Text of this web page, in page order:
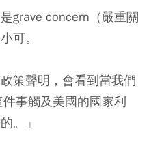
grave concern（嚴重關
可。
策聲明，會看到當我們
事觸及美國的國家利
。」